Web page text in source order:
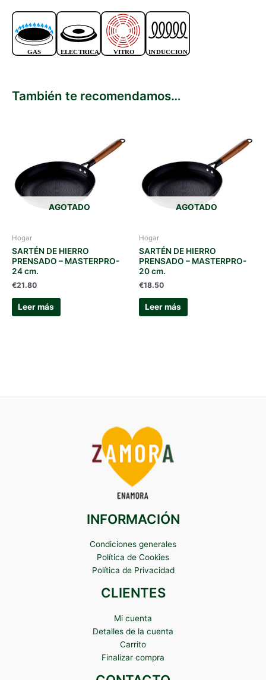
También te recomendamos…
AGOTADO
Hogar
SARTÉN DE HIERRO
PRENSADO – MASTERPRO-
24 cm.
€21.80
Leer más
AGOTADO
Hogar
SARTÉN DE HIERRO
PRENSADO – MASTERPRO-
20 cm.
€18.50
Leer más
INFORMACIÓN
Condiciones generales
Política de Cookies
Política de Privacidad
CLIENTES
Mi cuenta
Detalles de la cuenta
Carrito
Finalizar compra